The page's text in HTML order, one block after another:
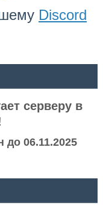
Discord
серверу в
до 06.11.2025